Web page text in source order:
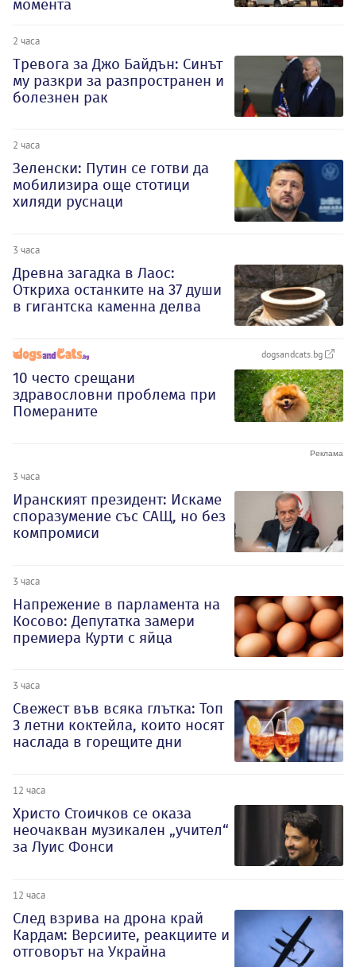
момента
2 часа
Тревога за Джо Байдън: Синът
му разкри за разпространен и
болезнен рак
2 часа
Зеленски: Путин се готви да
мобилизира още стотици
хиляди руснаци
3 часа
Древна загадка в Лаос:
Откриха останките на 37 души
в гигантска каменна делва
dogsandcats.bg
10 често срещани
здравословни проблема при
Помераните
3 часа
Иранският президент: Искаме
споразумение със САЩ, но без
компромиси
3 часа
Напрежение в парламента на
Косово: Депутатка замери
премиера Курти с яйца
3 часа
Свежест във всяка глътка: Топ
3 летни коктейла, които носят
наслада в горещите дни
12 часа
Христо Стоичков се оказа
неочакван музикален „учител“
за Луис Фонси
12 часа
След взрива на дрона край
Кардам: Версиите, реакциите и
отговорът на Украйна